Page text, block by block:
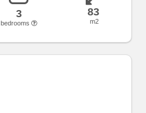
3
bedrooms
83
m2